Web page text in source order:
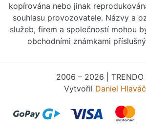
kopírována nebo jinak
souhlasu provozovatele. Názvy a
služeb, firem a společností mohou
obchodními známkami
2006 – 2026 | TRENDO
Vytvořil Daniel